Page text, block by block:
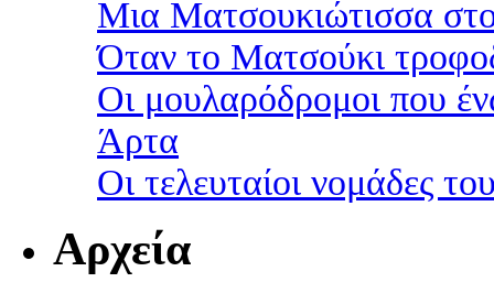
Μια Ματσουκιώτισσα
Όταν το Ματσούκι
Οι μουλαρόδρομοι που
Άρτα
Οι τελευταίοι νομάδες
Αρχεία